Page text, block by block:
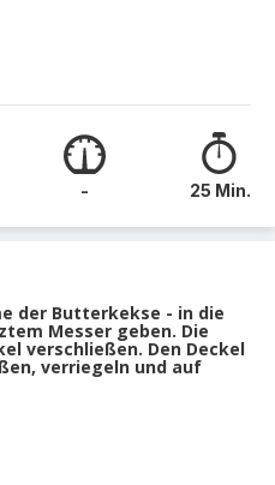
- 25 Min.
der Butterkekse - in die
Messer geben. Die
verschließen. Den Deckel
verriegeln und auf